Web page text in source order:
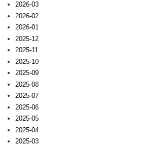
2026-03
2026-02
2026-01
2025-12
2025-11
2025-10
2025-09
2025-08
2025-07
2025-06
2025-05
2025-04
2025-03